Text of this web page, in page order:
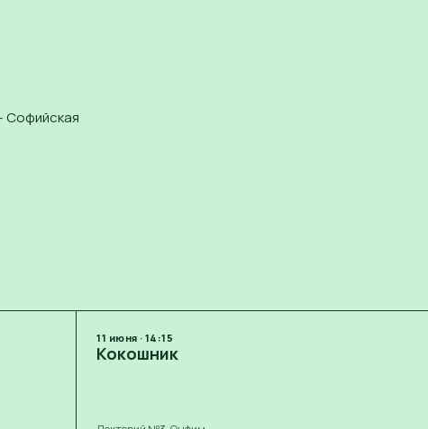
Софийская
11 июня · 14:15
Кокошник